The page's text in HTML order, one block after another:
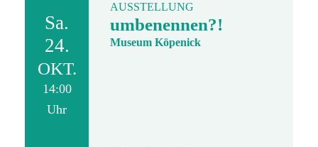
Sa.
24.
OKT.
14:00
Uhr
AUSSTELLUNG
umbenennen?!
Museum Köpenick